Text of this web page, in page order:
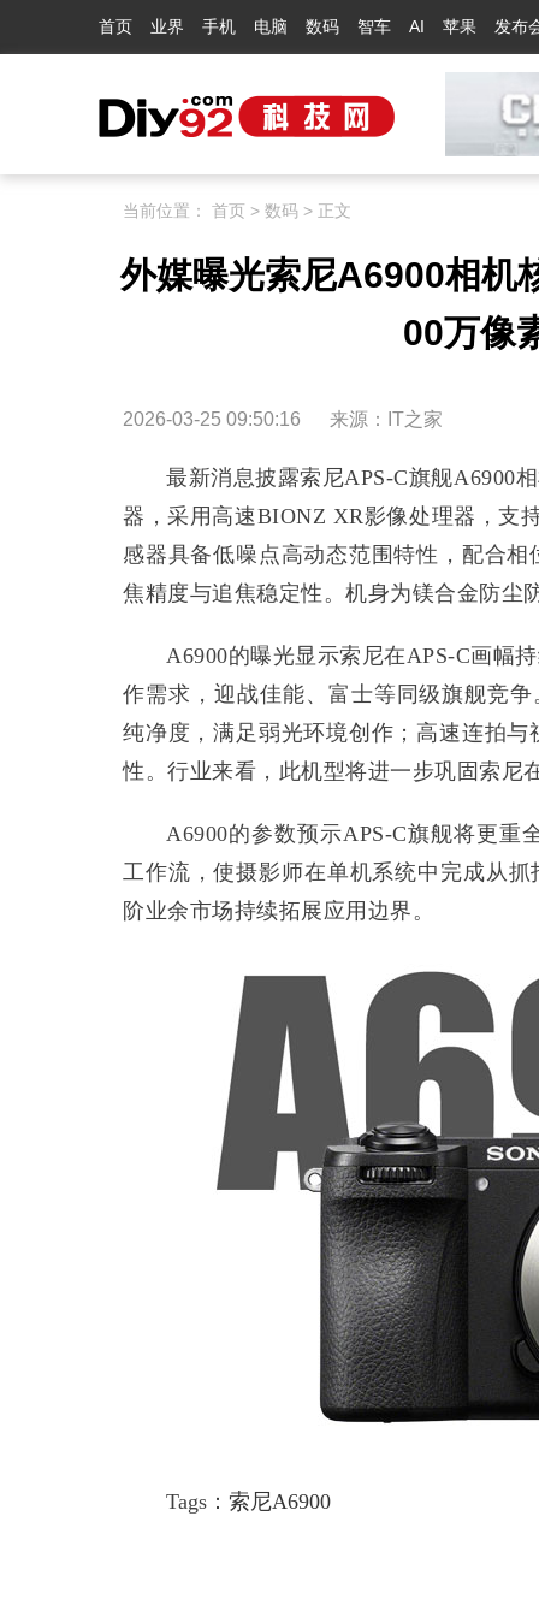
首页 业界 手机 电脑 数码 智车 AI 苹果 发布
当前位置： 首页 > 数码 > 正文
外媒曝光索尼A6900相机
00万像
2026-03-25 09:50:16 来源： IT之家
最新消息披露索尼APS-C旗舰A6900
器，采用高速BIONZ XR影像处理器，支
感器具备低噪点高动态范围特性，配合
焦精度与追焦稳定性。机身为镁合金防尘
A6900的曝光显示索尼在APS-C画幅
作需求，迎战佳能、富士等同级旗舰竞
纯净度，满足弱光环境创作；高速连拍
性。行业来看，此机型将进一步巩固索尼
A6900的参数预示APS-C旗舰将更
工作流，使摄影师在单机系统中完成从
阶业余市场持续拓展应用边界。
Tags： 索尼A6900